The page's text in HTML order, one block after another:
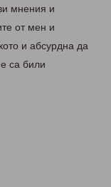
мнения и
от мен и
и абсурдна да
са били